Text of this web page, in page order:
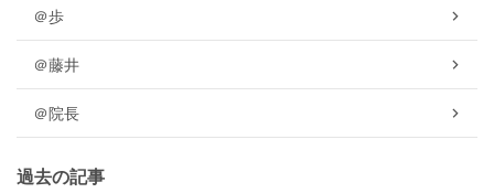
＠歩
＠藤井
＠院長
過去の記事